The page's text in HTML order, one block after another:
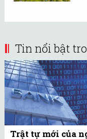
Tin nổi bật
Trật tự mới của